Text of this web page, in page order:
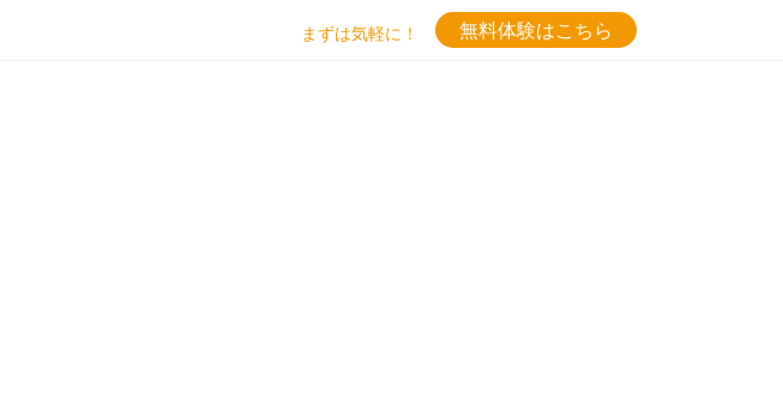
まずは気軽に！ 無料体験はこちら